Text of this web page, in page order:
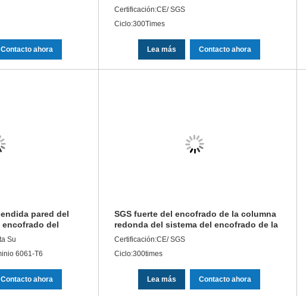
Contacto ahora
las columnas concretas
Certificación:CE/ SGS
Ciclo:300Times
Lea más Contacto ahora
pared del
encofrado del
edificio
Su
6061-T6
Contacto ahora
SGS fuerte del encofrado de la columna
redonda del sistema del encofrado de la
construcción aprobado
Certificación:CE/ SGS
Ciclo:300times
Lea más Contacto ahora